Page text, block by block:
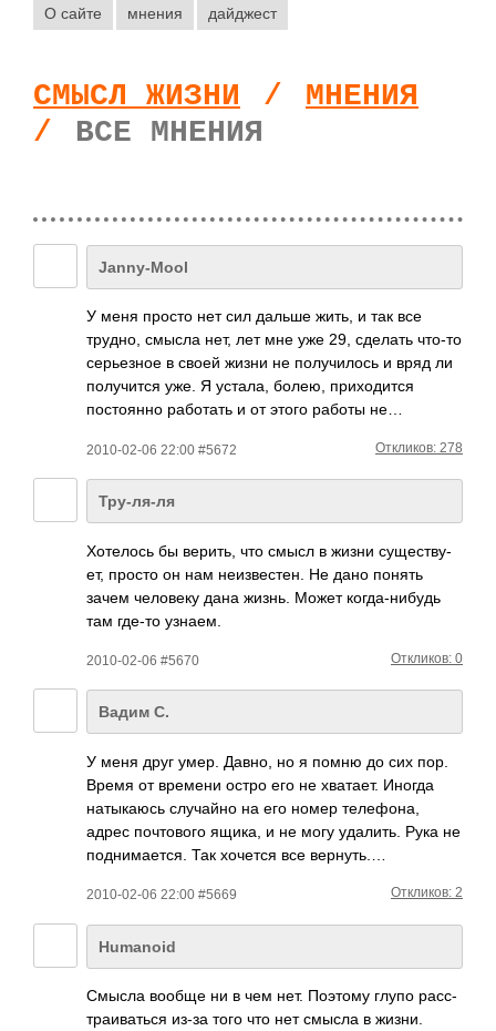
О сайте мнения дайджест
СМЫСЛ ЖИЗНИ /
МНЕНИЯ
/
ВСЕ МНЕНИЯ
Janny-Mool
У меня просто нет сил дальше жить, и так все
трудно, смысла нет, лет мне уже 29, сделать что-то
серьезное в своей жизни не получилось и вряд ли
получится уже. Я устала, болею, приходится
постоянно работать и от этого работы не…
2010-02-06 22:00 #5672 Откликов: 278
Тру-ля-ля
Хоте­лось бы верить, что смысл в жизни суще­ству­
ет, просто он нам неиз­вест­ен. Не дано понять
зачем чело­веку дана жизнь. Может когд­а-ни­будь
там где-то узнаем.
2010-02-06 #5670 Откликов: 0
Вадим С.
У меня друг умер. Давно, но я помню до сих пор.
Время от времени остро его не хватает. Иногда
натыкаюсь случайно на его номер телефона,
адрес почтового ящика, и не могу удалить. Рука не
поднимается. Так хочется все вернуть.…
2010-02-06 22:00 #5669 Откликов: 2
Humanoid
Смысла вообще ни в чем нет. Поэтому глупо расс­
траи­ваться из-за того что нет смысла в жизни.